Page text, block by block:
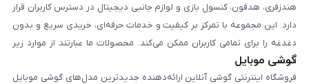
هندزفری، هدفون، کنسول بازی و لوازم جانبی دیجیتال در دسترس کاربران قرار
دارد. این مجموعه با تمرکز بر کیفیت و خدمات حرفه‌ای، خریدی سریع و بدون
دغدغه را برای تمامی کاربران ممکن می‌کند. محصولات ما عبارتند از موارد زیر
است:
گوشی موبایل
فروشگاه اینترنتی گوشی آنلاین ارائه‌دهنده جدیدترین مدل‌های گوشی موبایل